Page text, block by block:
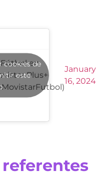
en
Plus+
January
16, 2024
cookies de
este